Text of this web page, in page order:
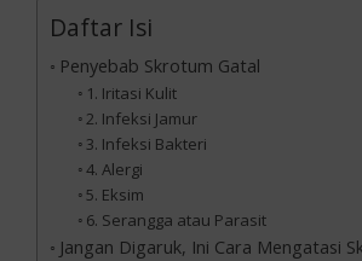
Daftar Isi
Penyebab Skrotum Gatal
1. Iritasi Kulit
2. Infeksi Jamur
3. Infeksi Bakteri
4. Alergi
5. Eksim
6. Serangga atau Parasit
Jangan Digaruk, Ini Cara Mengatasi